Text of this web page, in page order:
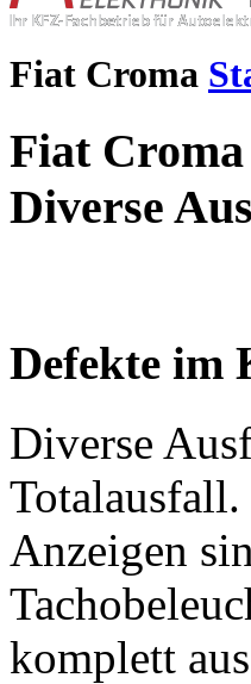
Fiat Croma
Fiat
Diverse
Defekte im
Diverse
Anzeigen
komplett